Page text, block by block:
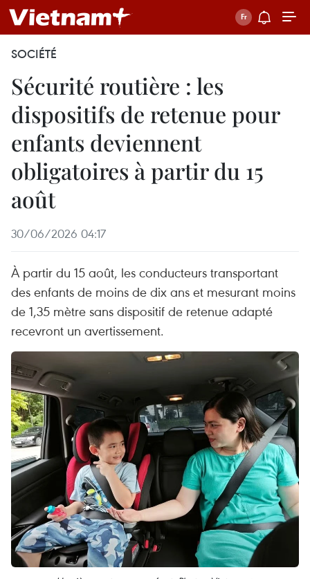
SOCIÉTÉ
Sécurité routière : les
dispositifs de retenue pour
enfants deviennent
obligatoires à partir du 15
août
30/06/2026 04:17
À partir du 15 août, les conducteurs transportant
des enfants de moins de dix ans et mesurant moins
de 1,35 mètre sans dispositif de retenue adapté
recevront un avertissement.